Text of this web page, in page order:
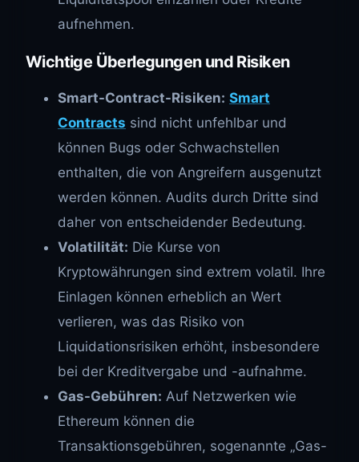
aufnehmen.
Wichtige Überlegungen und Risiken
Smart-Contract-Risiken: Smart
Contracts sind nicht unfehlbar und
können Bugs oder Schwachstellen
enthalten, die von Angreifern ausgenutzt
werden können. Audits durch Dritte sind
daher von entscheidender Bedeutung.
Volatilität: Die Kurse von
Kryptowährungen sind extrem volatil. Ihre
Einlagen können erheblich an Wert
verlieren, was das Risiko von
Liquidationsrisiken erhöht, insbesondere
bei der Kreditvergabe und -aufnahme.
Gas-Gebühren: Auf Netzwerken wie
Ethereum können die
Transaktionsgebühren, sogenannte „Gas-